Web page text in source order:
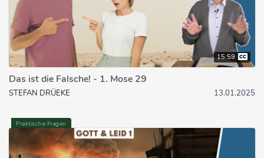
15:59
Das ist die Falsche! - 1. Mose 29
STEFAN DRÜEKE 13.01.2025
Praktische Fragen